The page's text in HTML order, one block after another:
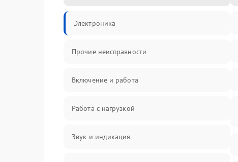
Электроника
Прочие неисправности
Включение и работа
Работа с нагрузкой
Звук и индикация